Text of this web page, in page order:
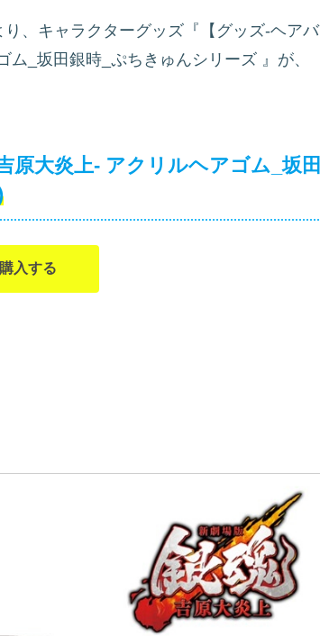
、キャラクターグッズ『【グッズ-ヘアバ
ム_坂田銀時_ぷちきゅんシリーズ 』が、
原大炎上- アクリルヘアゴム_坂田
入する